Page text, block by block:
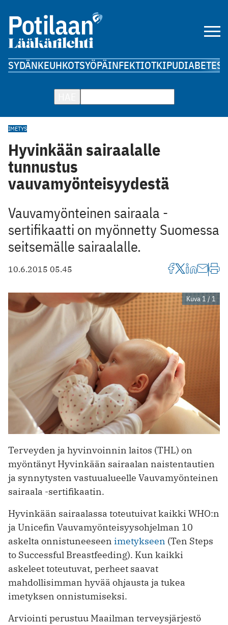
SYDÄNKEUHKOTSYÖPÄINFEKTIOTKIPUDIABETES
IMETYS
Hyvinkään sairaalalle
tunnustus
vauvamyönteisyydestä
Vauvamyönteinen sairaala -
sertifikaatti on myönnetty Suomessa
seitsemälle sairaalalle.
10.6.2015 05.45
Kuva 1 / 1
Terveyden ja hyvinvoinnin laitos (THL) on
myöntänyt Hyvinkään sairaalan naistentautien
ja synnytysten vastuualueelle Vauvamyönteinen
sairaala -sertifikaatin.
Hyvinkään sairaalassa toteutuivat kaikki WHO:n
ja Unicefin Vauvamyönteisyysohjelman 10
askelta onnistuneeseen imetykseen (Ten Steps
to Successful Breastfeeding). Kun kaikki
askeleet toteutuvat, perheet saavat
mahdollisimman hyvää ohjausta ja tukea
imetyksen onnistumiseksi.
Arviointi perustuu Maailman terveysjärjestö